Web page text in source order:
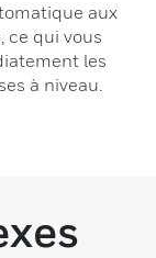
aux
ce qui vous
les
à niveau.